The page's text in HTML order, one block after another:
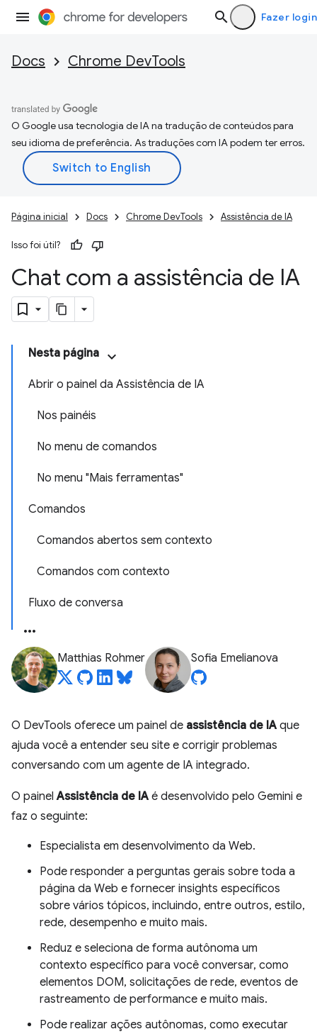
Fazer login
Docs Chrome DevTools
O Google usa tecnologia de IA na tradução de conteúdos para
seu idioma de preferência. As traduções com IA podem ter erros.
Página inicial Docs Chrome DevTools Assistência de IA
Isso foi útil?
Chat com a assistência de IA
Nesta página
Abrir o painel da Assistência de IA
Nos painéis
No menu de comandos
No menu "Mais ferramentas"
Comandos
Comandos abertos sem contexto
Comandos com contexto
Fluxo de conversa
Matthias Rohmer Sofia Emelianova
O DevTools oferece um painel de assistência de IA que
ajuda você a entender seu site e corrigir problemas
conversando com um agente de IA integrado.
O painelAssistência de IA é desenvolvido pelo Gemini e
faz o seguinte:
Especialista em desenvolvimento da Web.
Pode responder a perguntas gerais sobre toda a
página da Web e fornecer insights específicos
sobre vários tópicos, incluindo, entre outros, estilo,
rede, desempenho e muito mais.
Reduz e seleciona de forma autônoma um
contexto específico para você conversar, como
elementos DOM, solicitações de rede, eventos de
rastreamento de performance e muito mais.
Pode realizar ações autônomas, como executar